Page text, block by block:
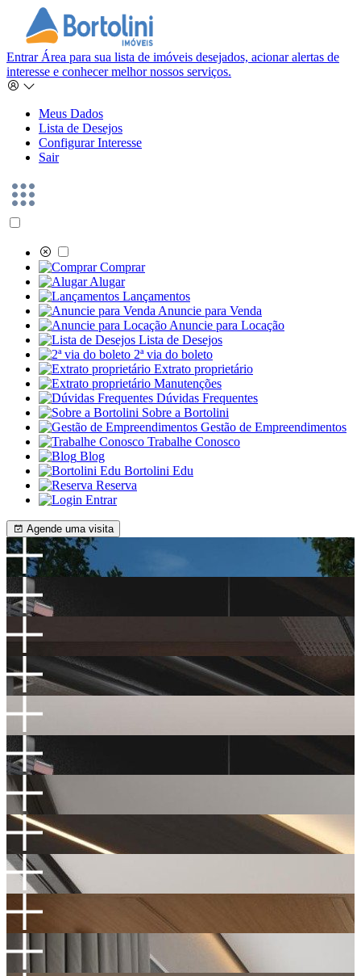
Entrar Área para sua lista de imóveis desejados, acionar alertas de
interesse e conhecer melhor nossos serviços.
Meus Dados
Lista de Desejos
Configurar Interesse
Sair
Comprar
Alugar
Lançamentos
Anuncie para Venda
Anuncie para Locação
Lista de Desejos
2ª via do boleto
Extrato proprietário
Manutenções
Dúvidas Frequentes
Sobre a Bortolini
Gestão de Empreendimentos
Trabalhe Conosco
Blog
Bortolini Edu
Reserva
Entrar
Agende uma visita